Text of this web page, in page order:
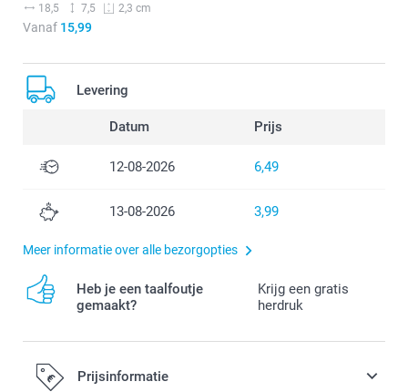
18,5 7,5 2,3 cm
Vanaf 15,99
Levering
Datum Prijs
12-08-2026 6,49
13-08-2026 3,99
Meer informatie over alle bezorgopties
Heb je een taalfoutje
gemaakt?
Krijg een gratis
herdruk
Prijsinformatie